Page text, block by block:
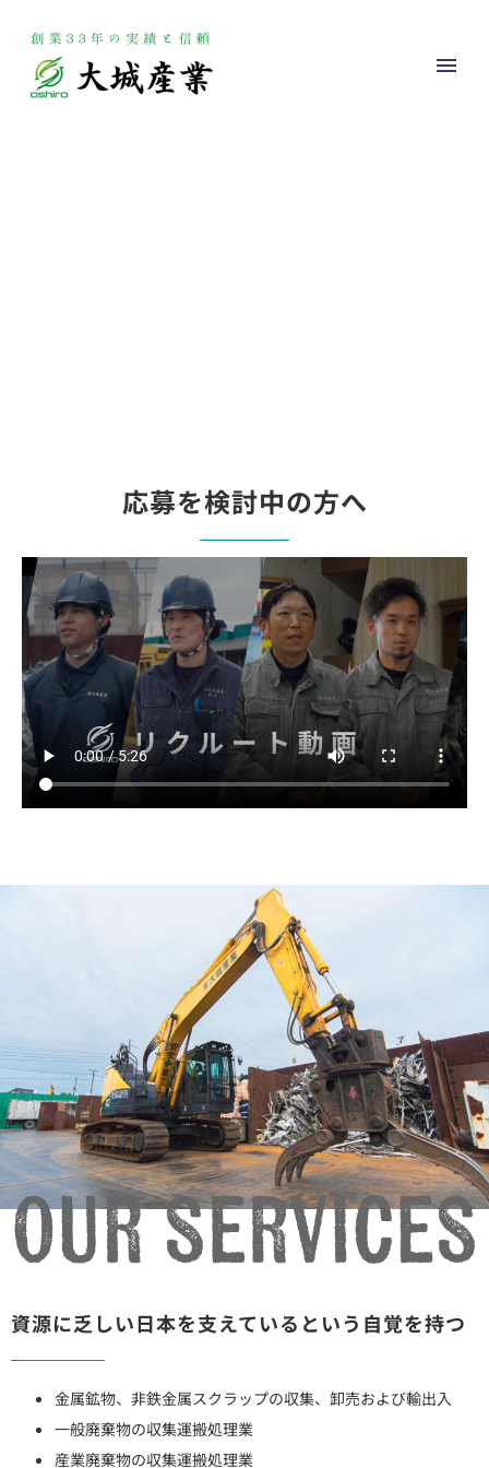
応募を検討中の方へ
資源に乏しい日本を支えているという自覚を持つ
金属鉱物、非鉄金属スクラップの収集、卸売および輸出入
一般廃棄物の収集運搬処理業
産業廃棄物の収集運搬処理業